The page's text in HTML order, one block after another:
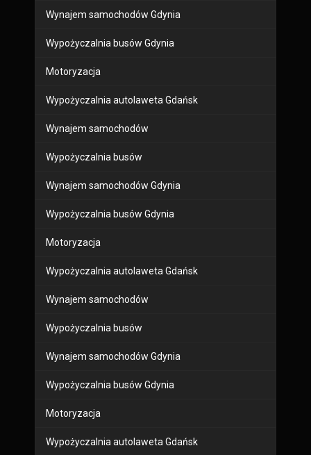
Wynajem samochodów Gdynia
Wypożyczalnia busów Gdynia
Motoryzacja
Wypożyczalnia autolaweta Gdańsk
Wynajem samochodów
Wypożyczalnia busów
Wynajem samochodów Gdynia
Wypożyczalnia busów Gdynia
Motoryzacja
Wypożyczalnia autolaweta Gdańsk
Wynajem samochodów
Wypożyczalnia busów
Wynajem samochodów Gdynia
Wypożyczalnia busów Gdynia
Motoryzacja
Wypożyczalnia autolaweta Gdańsk